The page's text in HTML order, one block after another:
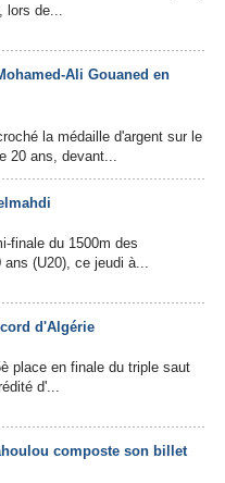
lors de...
Ali Gouaned en
la médaille d'argent sur le
20 ans, devant...
finale du 1500m des
(U20), ce jeudi à...
d'Algérie
place en finale du triple saut
d'...
composte son billet